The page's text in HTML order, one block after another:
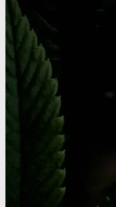
MCPP
MCPP test
Opiater renhedstest
THC/Cannabinoider
THC test
Cannabinoider test